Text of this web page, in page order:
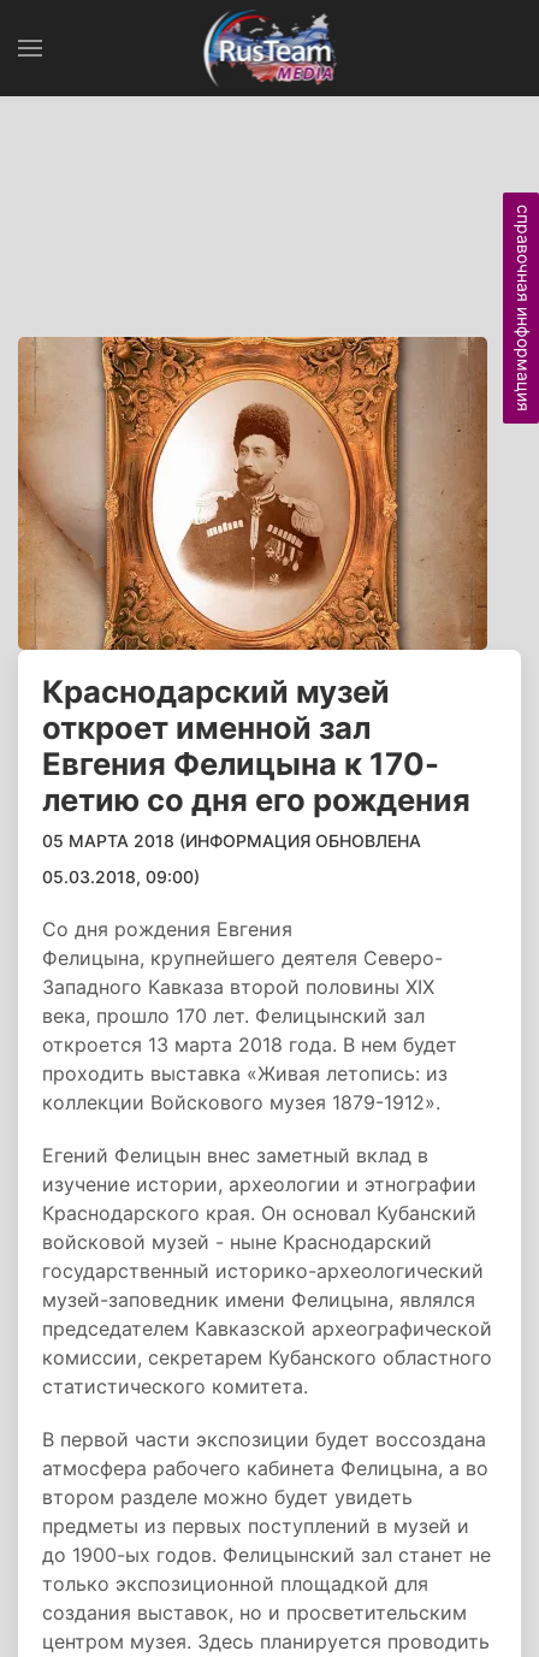
Краснодарский музей
откроет именной зал
Евгения Фелицына к 170-
летию со дня его рождения
05 МАРТА 2018 (ИНФОРМАЦИЯ ОБНОВЛЕНА
05.03.2018, 09:00)
Со дня рождения Евгения
Фелицына, крупнейшего деятеля Северо-
Западного Кавказа второй половины XIX
века, прошло 170 лет. Фелицынский зал
откроется 13 марта 2018 года. В нем будет
проходить выставка «Живая летопись: из
коллекции Войскового музея 1879-1912».
Егений Фелицын внес заметный вклад в
изучение истории, археологии и этнографии
Краснодарского края. Он основал Кубанский
войсковой музей - ныне Краснодарский
государственный историко-археологический
музей-заповедник имени Фелицына, являлся
председателем Кавказской археографической
комиссии, секретарем Кубанского областного
статистического комитета.
В первой части экспозиции будет воссоздана
атмосфера рабочего кабинета Фелицына, а во
втором разделе можно будет увидеть
предметы из первых поступлений в музей и
до 1900-ых годов. Фелицынский зал станет не
только экспозиционной площадкой для
создания выставок, но и просветительским
центром музея. Здесь планируется проводить
справочная информация